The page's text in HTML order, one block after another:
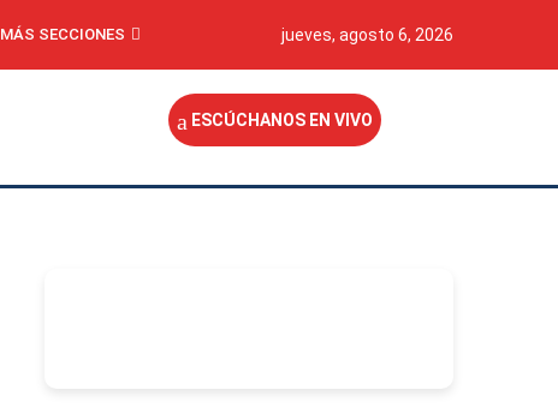
MÁS SECCIONES jueves, agosto 6, 2026
ESCÚCHANOS EN VIVO